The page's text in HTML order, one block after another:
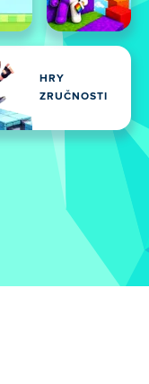
HRY
ZRUČNOSTI